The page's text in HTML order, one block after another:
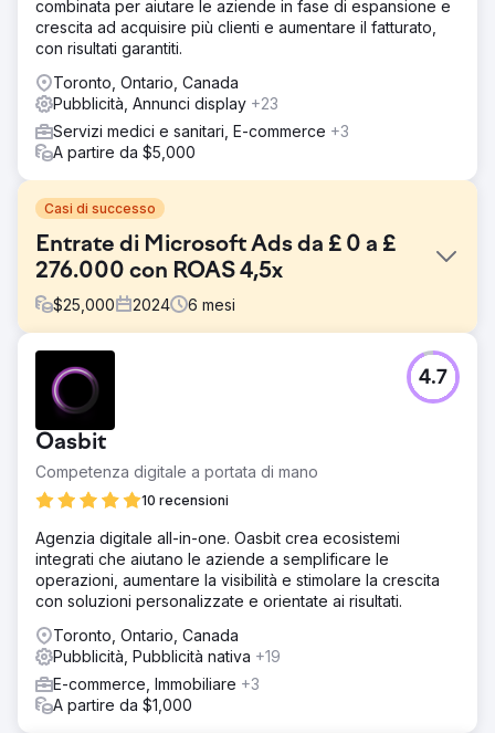
combinata per aiutare le aziende in fase di espansione e
crescita ad acquisire più clienti e aumentare il fatturato,
con risultati garantiti.
Toronto, Ontario, Canada
Pubblicità, Annunci display +23
Servizi medici e sanitari, E-commerce +3
A partire da $5,000
Casi di successo
Entrate di Microsoft Ads da £ 0 a £
276.000 con ROAS 4,5x
$25,000 2024 6 mesi
Un fornitore di uniformi gallese aspirava a penetrare nel
mercato europeo. Avevamo già pubblicato le loro
campagne Google Ads con un rendimento minimo di 4
volte impostato come obiettivo. Volevano catapultare il
loro brand in tutto il continente utilizzando Microsoft Ads e
ci hanno chiesto di creare tutto da zero.
Abbiamo utilizzato gran parte della nostra competenza ed
esperienza di Google Ads con la conoscenza contestuale
necessaria per adattarci al nuovo pubblico e ai nuovi dati
demografici su Microsoft Ads. Avevamo una strategia
decisamente diversa da Google Ads, ma siamo rimasti
soddisfatti di un rendimento simile.
Risultato
In sei mesi, la nostra iniziativa pubblicitaria strategica ha
Oasbit
Competenza digitale a portata di mano
10 recensioni
4.7
Agenzia digitale all-in-one. Oasbit crea ecosistemi
integrati che aiutano le aziende a semplificare le
operazioni, aumentare la visibilità e stimolare la crescita
con soluzioni personalizzate e orientate ai risultati.
Toronto, Ontario, Canada
Pubblicità, Pubblicità nativa +19
E-commerce, Immobiliare +3
A partire da $1,000